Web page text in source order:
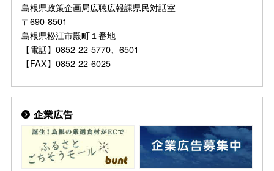
島根県政策企画局広聴広報課県民対話室
〒690-8501
島根県松江市殿町１番地
【電話】0852-22-5770、6501
【FAX】0852-22-6025
企業広告